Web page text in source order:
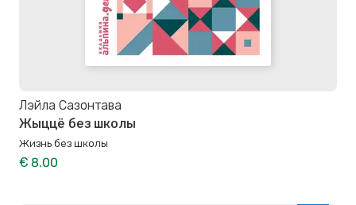
Лэйла Сазонтава
Жыццё без школы
Жизнь без школы
€ 8.00